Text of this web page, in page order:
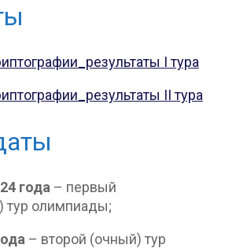
I тура
II тура
года – первый
тур олимпиады;
– второй (очный) тур